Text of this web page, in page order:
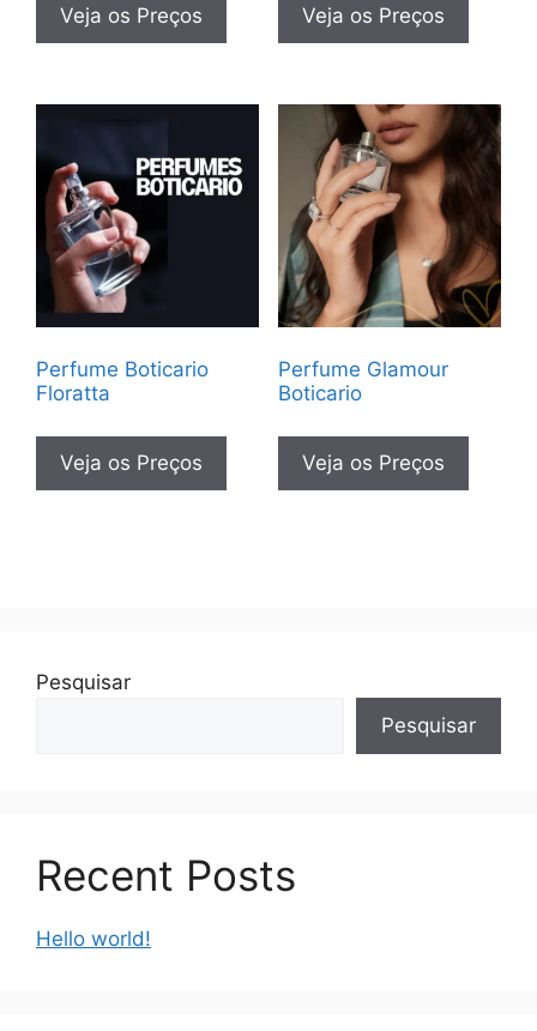
Veja os Preços Veja os Preços
Perfume Boticario
Floratta
Veja os Preços
Perfume Glamour
Boticario
Veja os Preços
Pesquisar
Pesquisar
Recent Posts
Hello world!